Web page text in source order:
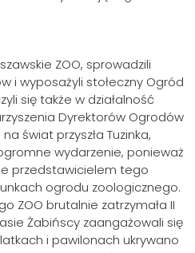
ZOO, sprowadzili
i wyposażyli stołeczny Ogród
się także w działalność
Dyrektorów Ogrodów
świat przyszła Tuzinka,
wydarzenie, ponieważ
przedstawicielem tego
ogrodu zoologicznego.
ZOO brutalnie zatrzymała II
Żabińscy zaangażowali się
i pawilonach ukrywano